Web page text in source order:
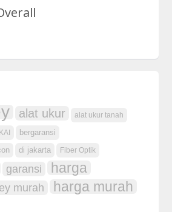
alat ukur alat ukur tanah
bergaransi
di jakarta Fiber Optik
garansi harga
murah harga murah